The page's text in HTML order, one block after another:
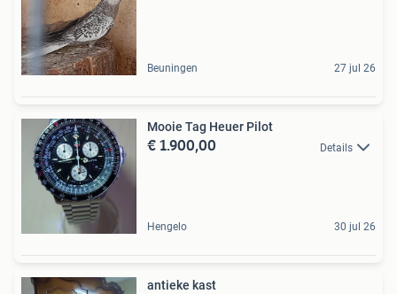
Beuningen 27 jul 26
Mooie Tag Heuer Pilot
€ 1.900,00 Details
Hengelo 30 jul 26
antieke kast